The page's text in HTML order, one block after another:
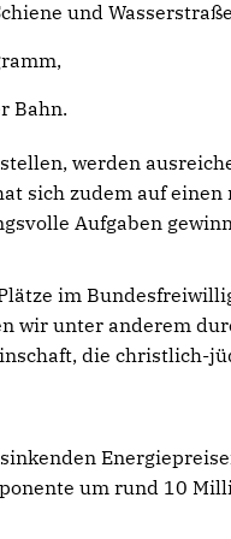
und
Bahn.
werden
sich zudem auf
Aufgaben
im
wir unter anderem
die christlich-
um rund 10